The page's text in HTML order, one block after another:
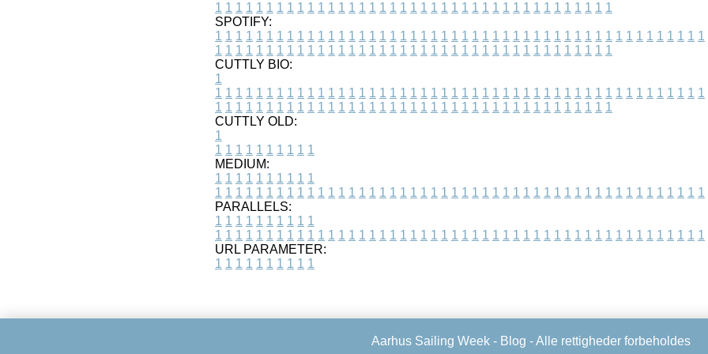
1 1 1 1 1 1 1 1 1 1 1 1 1 1 1 1 1 1 1 1 1 1 1 1 1 1 1 1 1 1 1 1 1 1 1 1 1 1 1
SPOTIFY:
1 1 1 1 1 1 1 1 1 1 1 1 1 1 1 1 1 1 1 1 1 1 1 1 1 1 1 1 1 1 1 1 1 1 1 1 1 1 1 1 1 1 1 1 1 1 1 1
1 1 1 1 1 1 1 1 1 1 1 1 1 1 1 1 1 1 1 1 1 1 1 1 1 1 1 1 1 1 1 1 1 1 1 1 1 1 1
CUTTLY BIO:
1
1 1 1 1 1 1 1 1 1 1 1 1 1 1 1 1 1 1 1 1 1 1 1 1 1 1 1 1 1 1 1 1 1 1 1 1 1 1 1 1 1 1 1 1 1 1 1 1
1 1 1 1 1 1 1 1 1 1 1 1 1 1 1 1 1 1 1 1 1 1 1 1 1 1 1 1 1 1 1 1 1 1 1 1 1 1 1
CUTTLY OLD:
1
1 1 1 1 1 1 1 1 1 1
MEDIUM:
1 1 1 1 1 1 1 1 1 1
1 1 1 1 1 1 1 1 1 1 1 1 1 1 1 1 1 1 1 1 1 1 1 1 1 1 1 1 1 1 1 1 1 1 1 1 1 1 1 1 1 1 1 1 1 1 1 1
PARALLELS:
1 1 1 1 1 1 1 1 1 1
1 1 1 1 1 1 1 1 1 1 1 1 1 1 1 1 1 1 1 1 1 1 1 1 1 1 1 1 1 1 1 1 1 1 1 1 1 1 1 1 1 1 1 1 1 1 1 1
URL PARAMETER:
1 1 1 1 1 1 1 1 1 1
Aarhus Sailing Week - Blog - Alle rettigheder forbeholdes